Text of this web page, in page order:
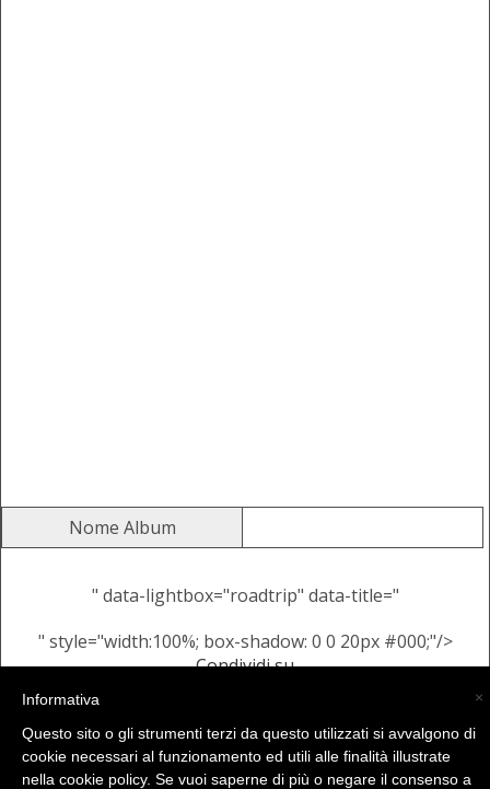
Nome Album
" data-lightbox="roadtrip" data-title="
" style="width:100%; box-shadow: 0 0 20px #000;"/>
Condividi su
Alcune Immagini Casuali dallo
stesso Album
×
Informativa
Questo sito o gli strumenti terzi da questo utilizzati si avvalgono di
cookie necessari al funzionamento ed utili alle finalità illustrate
nella cookie policy. Se vuoi saperne di più o negare il consenso a